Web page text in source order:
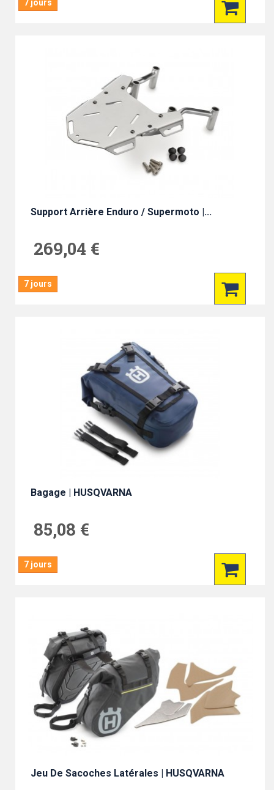
7 jours
Support Arrière Enduro / Supermoto |...
269,04 €
7 jours
Bagage | HUSQVARNA
85,08 €
7 jours
Jeu De Sacoches Latérales | HUSQVARNA